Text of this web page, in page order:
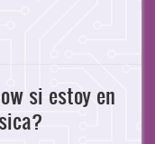
si estoy en